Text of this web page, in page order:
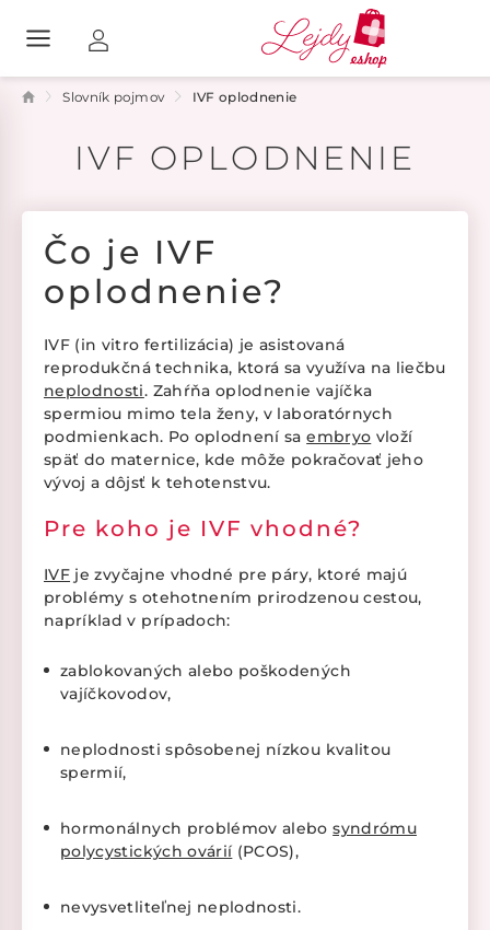
Slovník pojmov IVF oplodnenie
IVF OPLODNENIE
Čo je IVF
oplodnenie?
IVF (in vitro fertilizácia) je asistovaná
reprodukčná technika, ktorá sa využíva na liečbu
neplodnosti. Zahŕňa oplodnenie vajíčka
spermiou mimo tela ženy, v laboratórnych
podmienkach. Po oplodnení saembryo vloží
späť do maternice, kde môže pokračovať jeho
vývoj a dôjsť k tehotenstvu.
Pre koho je IVF vhodné?
IVF je zvyčajne vhodné pre páry, ktoré majú
problémy s otehotnením prirodzenou cestou,
napríklad v prípadoch:
zablokovaných alebo poškodených
vajíčkovodov,
neplodnosti spôsobenej nízkou kvalitou
spermií,
hormonálnych problémov alebosyndrómu
polycystických ovárií (PCOS),
nevysvetliteľnej neplodnosti.